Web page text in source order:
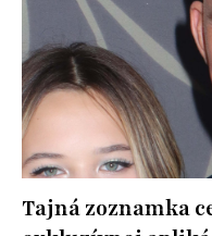
Tajná zoznamka